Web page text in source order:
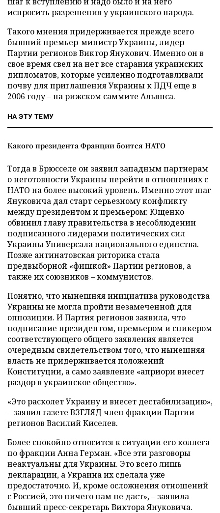
испросить разрешения у украинского народа.
Такого мнения придерживается прежде всего
бывший премьер-министр Украины, лидер
Партии регионов Виктор Янукович. Именно он в
свое время свел на нет все старания украинских
дипломатов, которые усиленно подготавливали
почву для приглашения Украины к ПДЧ еще в
2006 году – на рижском саммите Альянса.
НА ЭТУ ТЕМУ
Какого президента Франции боится НАТО
Тогда в Брюсселе он заявил западным партнерам
о неготовности Украины перейти в отношениях с
НАТО на более высокий уровень. Именно этот шаг
Януковича дал старт серьезному конфликту
между президентом и премьером: Ющенко
обвинил главу правительства в несоблюдении
подписанного лидерами политических сил
Украины Универсала национального единства.
Позже антинатовская риторика стала
предвыборной «фишкой» Партии регионов, а
также их союзников – коммунистов.
Понятно, что нынешняя инициатива руководства
Украины не могла пройти незамеченной для
оппозиции. И Партия регионов заявила, что
подписание президентом, премьером и спикером
соответствующего общего заявления является
очередным свидетельством того, что нынешняя
власть не придерживается положений
Конституции, а само заявление «априори внесет
раздор в украинское общество».
«Это расколет Украину и внесет дестабилизацию»,
– заявил газете ВЗГЛЯД член фракции Партии
регионов Василий Киселев.
Более спокойно относится к ситуации его коллега
по фракции Анна Герман. «Все эти разговоры
неактуальны для Украины. Это всего лишь
декларации, а Украина их сделала уже
предостаточно. И, кроме осложнения отношений
с Россией, это ничего нам не даст», – заявила
бывший пресс-секретарь Виктора Януковича.